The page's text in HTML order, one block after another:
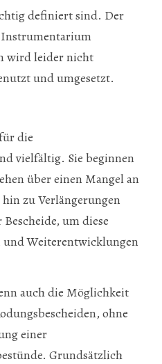
definiert sind. Der
Instrumentarium
wird leider nicht
und umgesetzt.
die
vielfältig. Sie beginnen
über einen Mangel an
zu Verlängerungen
um diese
und Weiterentwicklungen
auch die Möglichkeit
ohne
einer
Grundsätzlich